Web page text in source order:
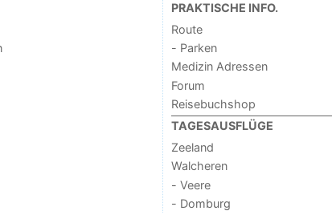
PRAKTISCHE INFO.
Route
- Parken
Medizin Adressen
Forum
Reisebuchshop
TAGESAUSFLÜGE
Zeeland
Walcheren
- Veere
- Domburg